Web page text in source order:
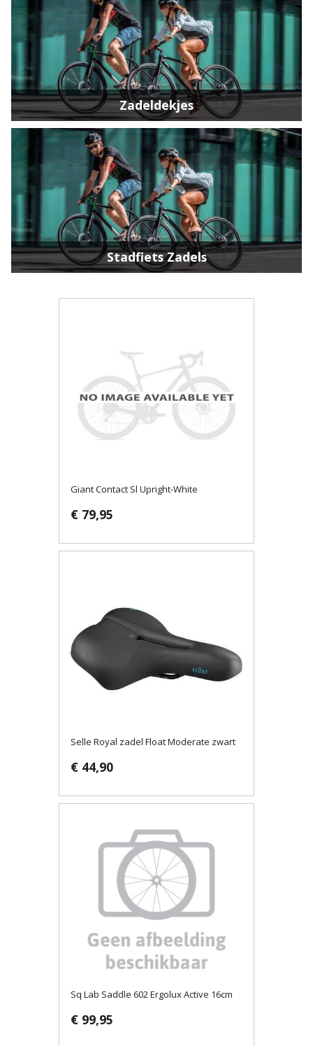
Zadeldekjes
Stadfiets Zadels
Giant Contact Sl Upright-White
€ 79,95
Selle Royal zadel Float Moderate zwart
€ 44,90
Sq Lab Saddle 602 Ergolux Active 16cm
€ 99,95